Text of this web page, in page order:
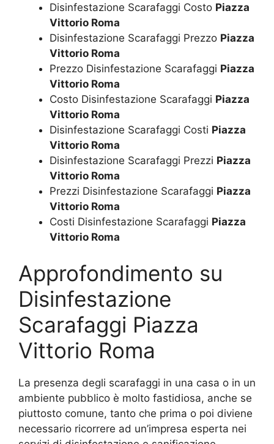
Disinfestazione Scarafaggi Costo Piazza
Vittorio Roma
Disinfestazione Scarafaggi Prezzo Piazza
Vittorio Roma
Prezzo Disinfestazione Scarafaggi Piazza
Vittorio Roma
Costo Disinfestazione Scarafaggi Piazza
Vittorio Roma
Disinfestazione Scarafaggi Costi Piazza
Vittorio Roma
Disinfestazione Scarafaggi Prezzi Piazza
Vittorio Roma
Prezzi Disinfestazione Scarafaggi Piazza
Vittorio Roma
Costi Disinfestazione Scarafaggi Piazza
Vittorio Roma
Approfondimento su
Disinfestazione
Scarafaggi Piazza
Vittorio Roma
La presenza degli scarafaggi in una casa o in un
ambiente pubblico è molto fastidiosa, anche se
piuttosto comune, tanto che prima o poi diviene
necessario ricorrere ad un’impresa esperta nei